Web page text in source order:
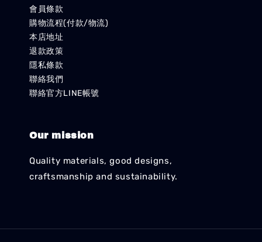
會員條款
購物流程(付款/物流)
本店地址
退款政策
隱私條款
聯絡我們
聯絡官方LINE帳號
Our mission
Quality materials, good designs,
craftsmanship and sustainability.